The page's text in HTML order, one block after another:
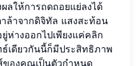
ลให้การถดถอยแย่ลงได้
ล้าจากดิจิทัล แสงสะท้อน
ห่างออกไปเพียงแค่คลิก
ธ์เดียวกันนี้ก็มีประสิทธิภาพ
ของคุณเป็นตัวกำหนด